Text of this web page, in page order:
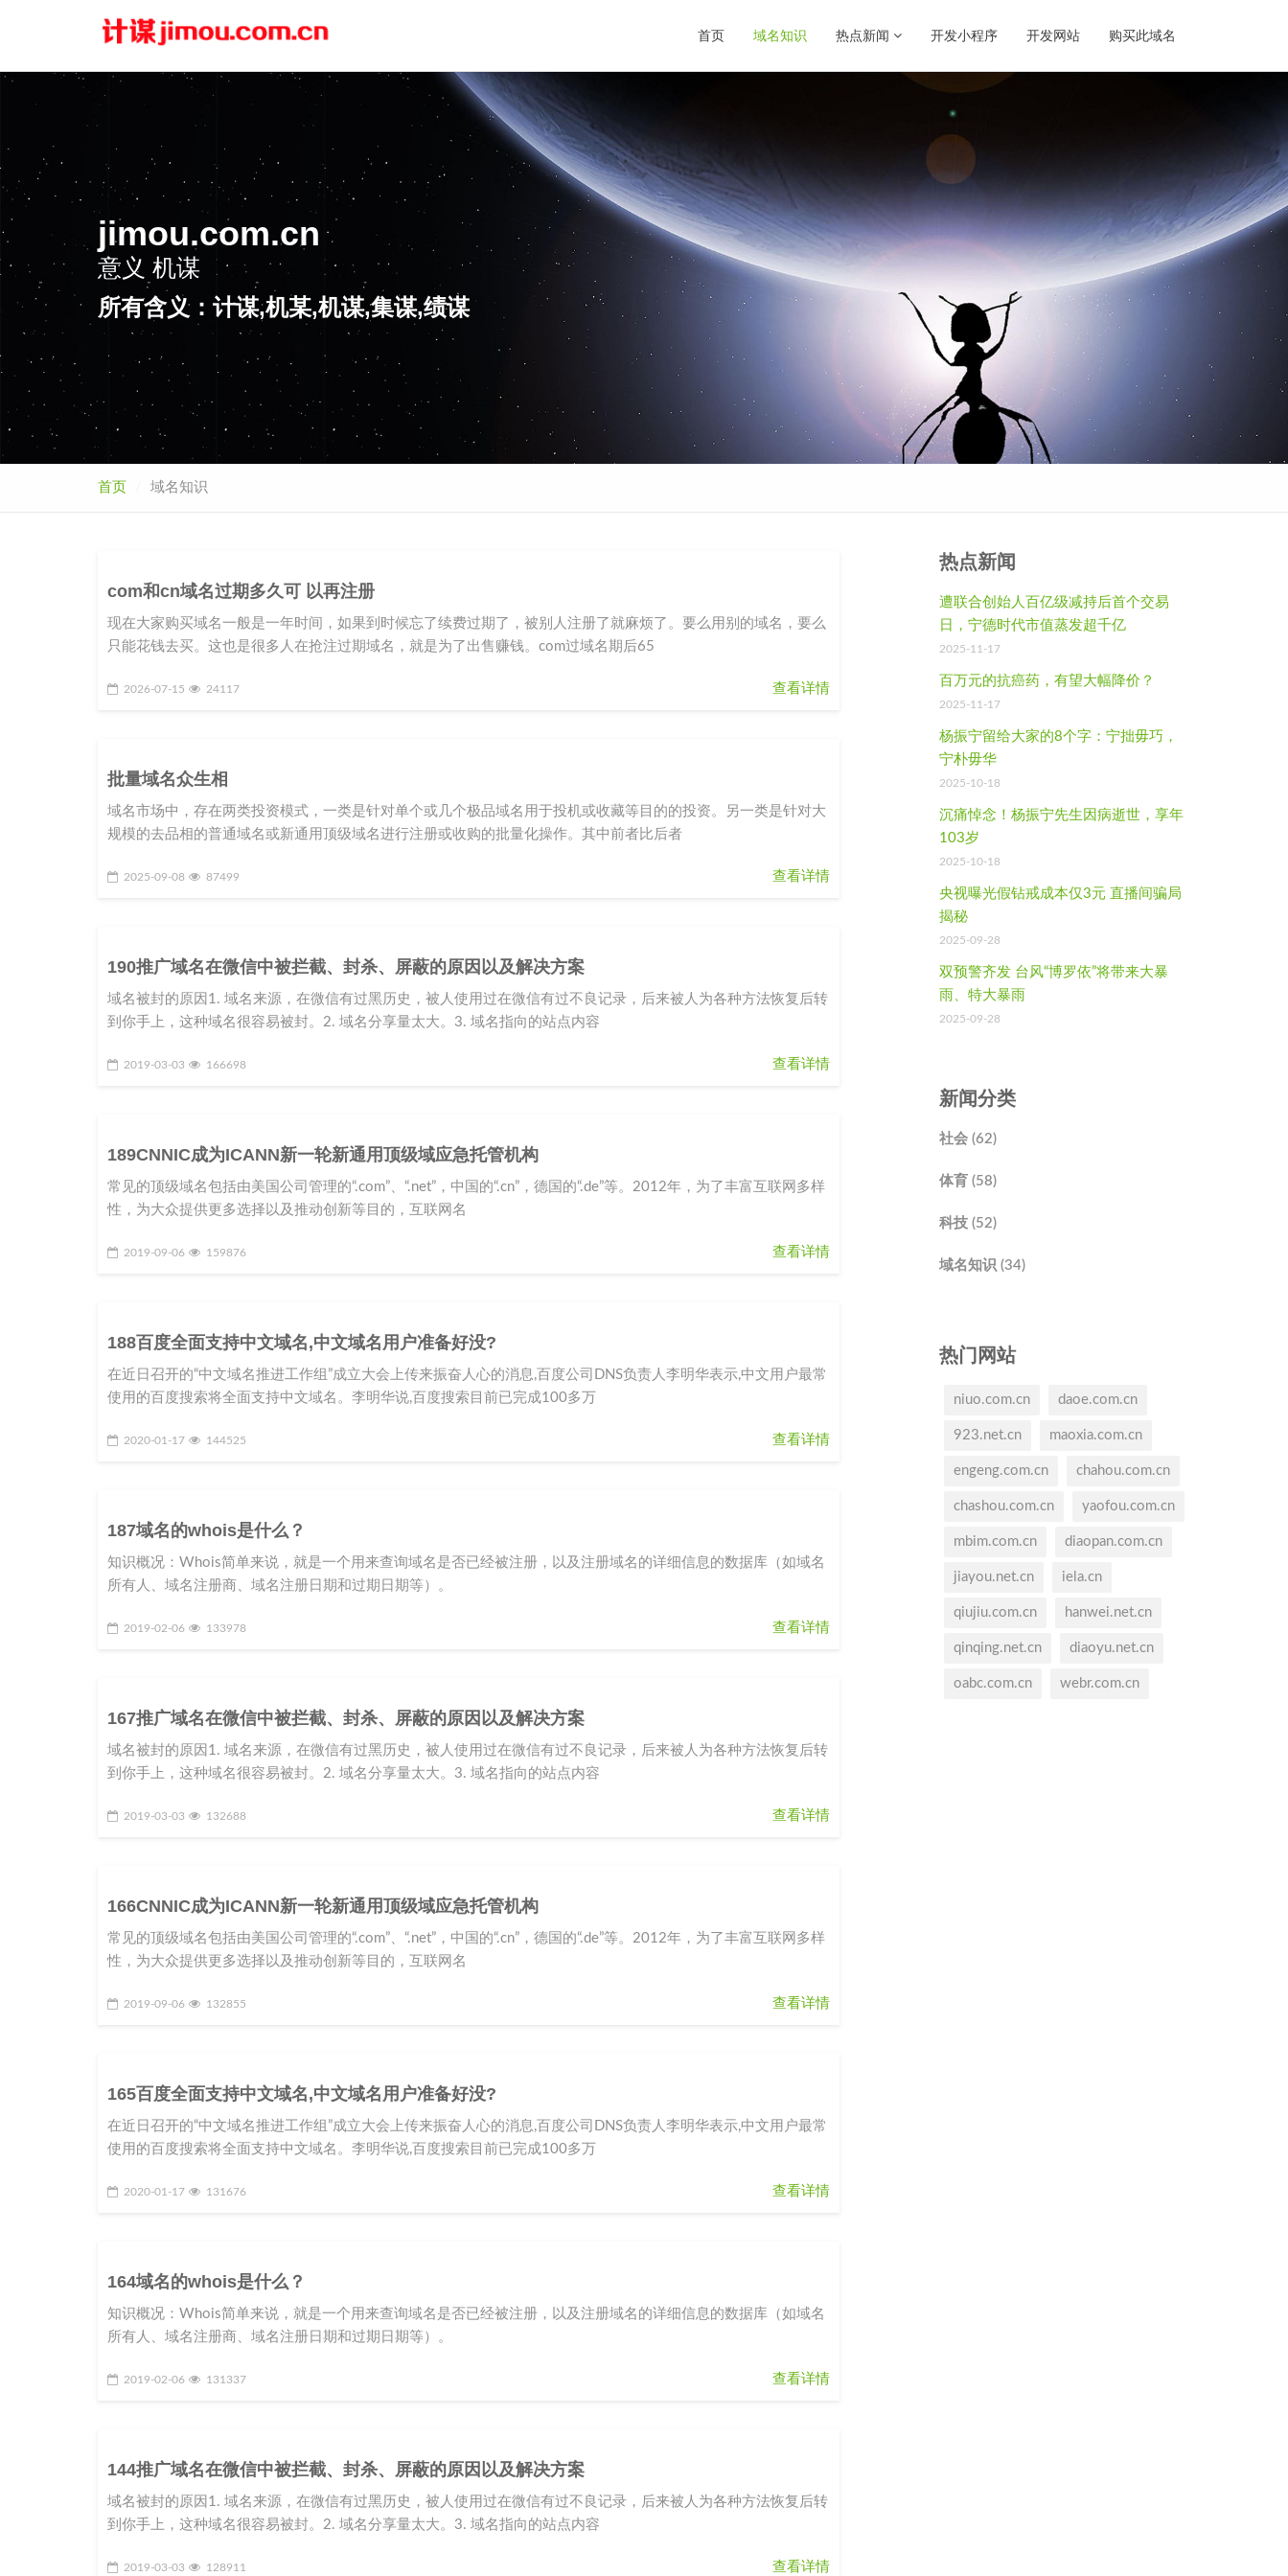
首页 域名知识 热点新闻 开发小程序 开发网站 购买此域名
jimou.com.cn
意义 机谋
所有含义：计谋,机某,机谋,集谋,绩谋
首页 域名知识
com和cn域名过期多久可 以再注册
现在大家购买域名一般是一年时间，如果到时候忘了续费过期了，被别人注册了就麻烦了。要么用别的域名，要么
只能花钱去买。这也是很多人在抢注过期域名，就是为了出售赚钱。com过域名期后65
2026-07-15 24117 查看详情
批量域名众生相
域名市场中，存在两类投资模式，一类是针对单个或几个极品域名用于投机或收藏等目的的投资。另一类是针对大
规模的去品相的普通域名或新通用顶级域名进行注册或收购的批量化操作。其中前者比后者
2025-09-08 87499 查看详情
190推广域名在微信中被拦截、封杀、屏蔽的原因以及解决方案
域名被封的原因1. 域名来源，在微信有过黑历史，被人使用过在微信有过不良记录，后来被人为各种方法恢复后转
到你手上，这种域名很容易被封。2. 域名分享量太大。3. 域名指向的站点内容
2019-03-03 166698 查看详情
189CNNIC成为ICANN新一轮新通用顶级域应急托管机构
常见的顶级域名包括由美国公司管理的“.com”、“.net”，中国的“.cn”，德国的“.de”等。2012年，为了丰富互联网多样
性，为大众提供更多选择以及推动创新等目的，互联网名
2019-09-06 159876 查看详情
188百度全面支持中文域名,中文域名用户准备好没?
在近日召开的“中文域名推进工作组”成立大会上传来振奋人心的消息,百度公司DNS负责人李明华表示,中文用户最常
使用的百度搜索将全面支持中文域名。李明华说,百度搜索目前已完成100多万
2020-01-17 144525 查看详情
187域名的whois是什么？
知识概况：Whois简单来说，就是一个用来查询域名是否已经被注册，以及注册域名的详细信息的数据库（如域名
所有人、域名注册商、域名注册日期和过期日期等）。
2019-02-06 133978 查看详情
167推广域名在微信中被拦截、封杀、屏蔽的原因以及解决方案
域名被封的原因1. 域名来源，在微信有过黑历史，被人使用过在微信有过不良记录，后来被人为各种方法恢复后转
到你手上，这种域名很容易被封。2. 域名分享量太大。3. 域名指向的站点内容
2019-03-03 132688 查看详情
166CNNIC成为ICANN新一轮新通用顶级域应急托管机构
常见的顶级域名包括由美国公司管理的“.com”、“.net”，中国的“.cn”，德国的“.de”等。2012年，为了丰富互联网多样
性，为大众提供更多选择以及推动创新等目的，互联网名
2019-09-06 132855 查看详情
165百度全面支持中文域名,中文域名用户准备好没?
在近日召开的“中文域名推进工作组”成立大会上传来振奋人心的消息,百度公司DNS负责人李明华表示,中文用户最常
使用的百度搜索将全面支持中文域名。李明华说,百度搜索目前已完成100多万
2020-01-17 131676 查看详情
164域名的whois是什么？
知识概况：Whois简单来说，就是一个用来查询域名是否已经被注册，以及注册域名的详细信息的数据库（如域名
所有人、域名注册商、域名注册日期和过期日期等）。
2019-02-06 131337 查看详情
144推广域名在微信中被拦截、封杀、屏蔽的原因以及解决方案
域名被封的原因1. 域名来源，在微信有过黑历史，被人使用过在微信有过不良记录，后来被人为各种方法恢复后转
到你手上，这种域名很容易被封。2. 域名分享量太大。3. 域名指向的站点内容
2019-03-03 128911 查看详情
热点新闻
遭联合创始人百亿级减持后首个交易
日，宁德时代市值蒸发超千亿
2025-11-17
百万元的抗癌药，有望大幅降价？
2025-11-17
杨振宁留给大家的8个字：宁拙毋巧，
宁朴毋华
2025-10-18
沉痛悼念！杨振宁先生因病逝世，享年
103岁
2025-10-18
央视曝光假钻戒成本仅3元 直播间骗局
揭秘
2025-09-28
双预警齐发 台风“博罗依”将带来大暴
雨、特大暴雨
2025-09-28
新闻分类
社会 (62)
体育 (58)
科技 (52)
域名知识 (34)
热门网站
niuo.com.cn daoe.com.cn
923.net.cn maoxia.com.cn
engeng.com.cn chahou.com.cn
chashou.com.cn yaofou.com.cn
mbim.com.cn diaopan.com.cn
jiayou.net.cn iela.cn
qiujiu.com.cn hanwei.net.cn
qinqing.net.cn diaoyu.net.cn
oabc.com.cn webr.com.cn